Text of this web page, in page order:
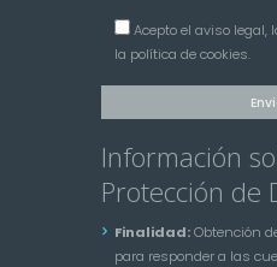
Acepto elaviso legal,
la política de cookies.
Información
Protección de
Finalidad:Obtención
para responder a las